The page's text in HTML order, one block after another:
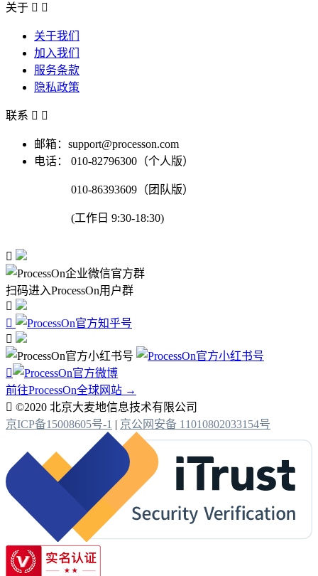
关于  
关于我们
加入我们
服务条款
隐私政策
联系  
邮箱：support@processon.com
电话：
010-82796300（个人版）
010-86393609（团队版）
(工作日 9:30-18:30)

扫码进入ProcessOn用户群




前往ProcessOn全球网站 →
 ©2020 北京大麦地信息技术有限公司
京ICP备15008605号-1 | 京公网安备 11010802033154号